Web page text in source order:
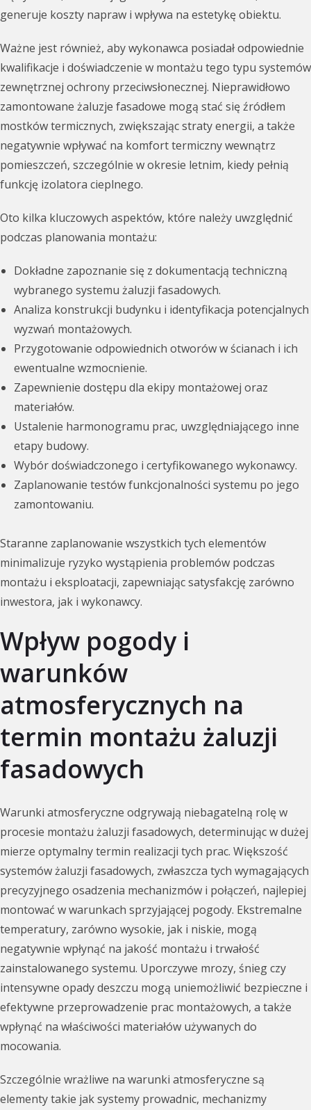
generuje koszty napraw i wpływa na estetykę obiektu.
Ważne jest również, aby wykonawca posiadał odpowiednie
kwalifikacje i doświadczenie w montażu tego typu systemów
zewnętrznej ochrony przeciwsłonecznej. Nieprawidłowo
zamontowane żaluzje fasadowe mogą stać się źródłem
mostków termicznych, zwiększając straty energii, a także
negatywnie wpływać na komfort termiczny wewnątrz
pomieszczeń, szczególnie w okresie letnim, kiedy pełnią
funkcję izolatora cieplnego.
Oto kilka kluczowych aspektów, które należy uwzględnić
podczas planowania montażu:
Dokładne zapoznanie się z dokumentacją techniczną
wybranego systemu żaluzji fasadowych.
Analiza konstrukcji budynku i identyfikacja potencjalnych
wyzwań montażowych.
Przygotowanie odpowiednich otworów w ścianach i ich
ewentualne wzmocnienie.
Zapewnienie dostępu dla ekipy montażowej oraz
materiałów.
Ustalenie harmonogramu prac, uwzględniającego inne
etapy budowy.
Wybór doświadczonego i certyfikowanego wykonawcy.
Zaplanowanie testów funkcjonalności systemu po jego
zamontowaniu.
Staranne zaplanowanie wszystkich tych elementów
minimalizuje ryzyko wystąpienia problemów podczas
montażu i eksploatacji, zapewniając satysfakcję zarówno
inwestora, jak i wykonawcy.
Wpływ pogody i
warunków
atmosferycznych na
termin montażu żaluzji
fasadowych
Warunki atmosferyczne odgrywają niebagatelną rolę w
procesie montażu żaluzji fasadowych, determinując w dużej
mierze optymalny termin realizacji tych prac. Większość
systemów żaluzji fasadowych, zwłaszcza tych wymagających
precyzyjnego osadzenia mechanizmów i połączeń, najlepiej
montować w warunkach sprzyjającej pogody. Ekstremalne
temperatury, zarówno wysokie, jak i niskie, mogą
negatywnie wpłynąć na jakość montażu i trwałość
zainstalowanego systemu. Uporczywe mrozy, śnieg czy
intensywne opady deszczu mogą uniemożliwić bezpieczne i
efektywne przeprowadzenie prac montażowych, a także
wpłynąć na właściwości materiałów używanych do
mocowania.
Szczególnie wrażliwe na warunki atmosferyczne są
elementy takie jak systemy prowadnic, mechanizmy